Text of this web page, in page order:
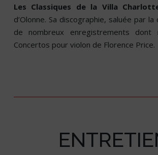
Les Classiques de la Villa
d’Olonne. Sa discographie, saluée par
de nombreux enregistrements dont
Concertos pour violon de Florence Price.